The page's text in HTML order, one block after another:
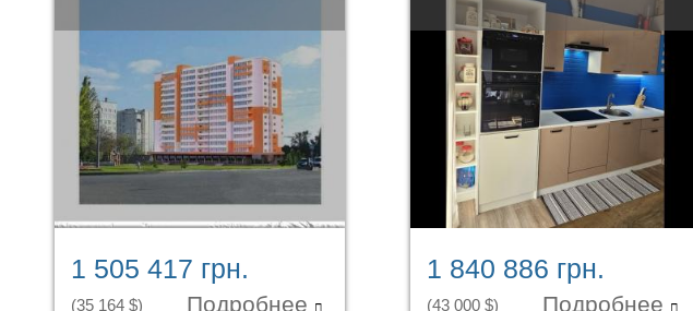
1 505 417 грн.
(35 164 $) Подробнее
1 840 886 грн.
(43 000 $) Подробнее